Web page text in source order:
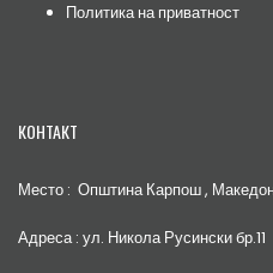
Политика на приватност
КОНТАКТ
Место : Општина Карпош ,
Адреса : ул. Никола Русински бр.11